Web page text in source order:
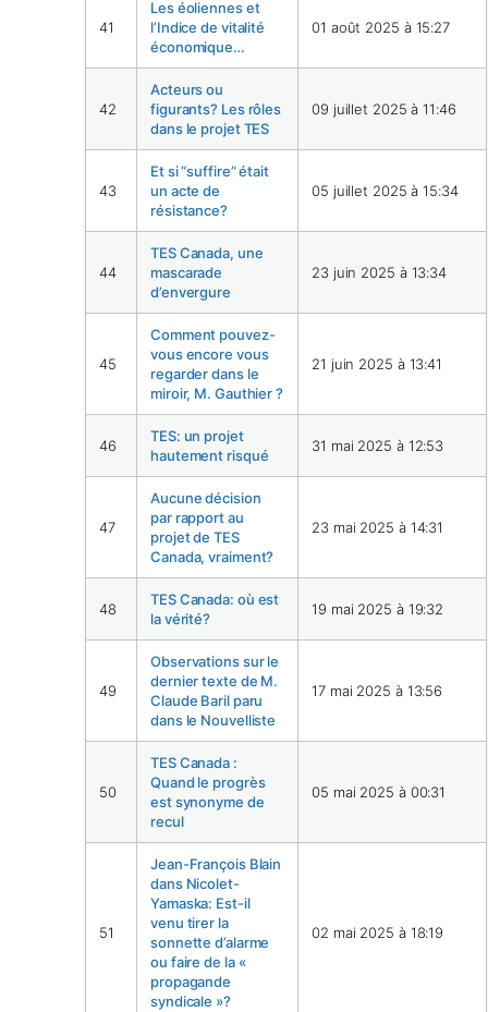
41
Les éoliennes et
l’Indice de vitalité
économique…
01 août 2025 à 15:27
42
Acteurs ou
figurants? Les rôles
dans le projet TES
09 juillet 2025 à 11:46
43
Et si “suffire” était
un acte de
résistance?
05 juillet 2025 à 15:34
44
TES Canada, une
mascarade
d’envergure
23 juin 2025 à 13:34
45
Comment pouvez-
vous encore vous
regarder dans le
miroir, M. Gauthier ?
21 juin 2025 à 13:41
46
TES: un projet
hautement risqué
31 mai 2025 à 12:53
47
Aucune décision
par rapport au
projet de TES
Canada, vraiment?
23 mai 2025 à 14:31
48
TES Canada: où est
la vérité?
19 mai 2025 à 19:32
49
Observations sur le
dernier texte de M.
Claude Baril paru
dans le Nouvelliste
17 mai 2025 à 13:56
50
TES Canada :
Quand le progrès
est synonyme de
recul
05 mai 2025 à 00:31
51
Jean-François Blain
dans Nicolet-
Yamaska: Est-il
venu tirer la
sonnette d’alarme
ou faire de la «
propagande
syndicale »?
02 mai 2025 à 18:19